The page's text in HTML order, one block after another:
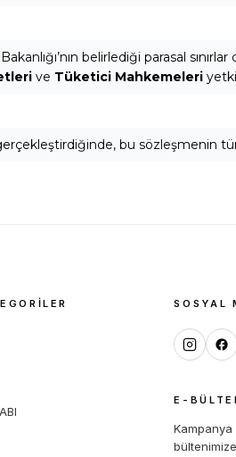
belirlediği parasal
ve Tüketici Mahkemeleri
bu sözleşmenin
SOSYAL
E-